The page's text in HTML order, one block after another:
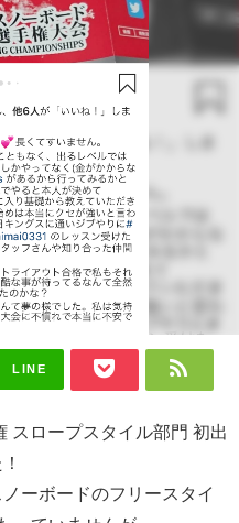
LINE
スロープスタイル部門 初出
ーボードのフリースタイ